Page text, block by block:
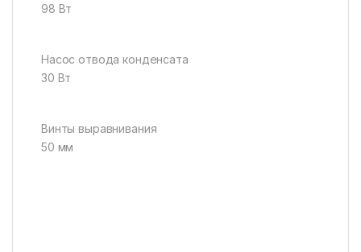
98 Вт
Насос отвода конденсата
30 Вт
Винты выравнивания
50 мм